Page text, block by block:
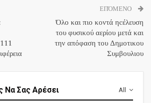
ΕΠΌΜΕΝΟ
Όλο και πιο κοντά ηcέλευση
του φυσικού αερίου μετά και
την απόφαση του Δημοτικου
Συμβουλιου
All
Να Σας Αρέσει